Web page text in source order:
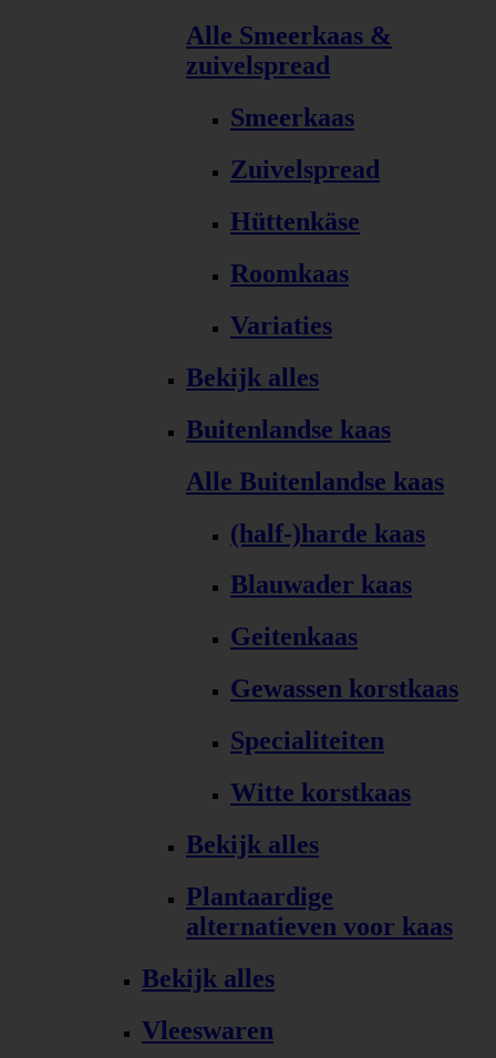
Alle Smeerkaas &
zuivelspread
Smeerkaas
Zuivelspread
Hüttenkäse
Roomkaas
Variaties
Bekijk alles
Buitenlandse kaas
Alle Buitenlandse kaas
(half-)harde kaas
Blauwader kaas
Geitenkaas
Gewassen korstkaas
Specialiteiten
Witte korstkaas
Bekijk alles
Plantaardige
alternatieven voor kaas
Bekijk alles
Vleeswaren